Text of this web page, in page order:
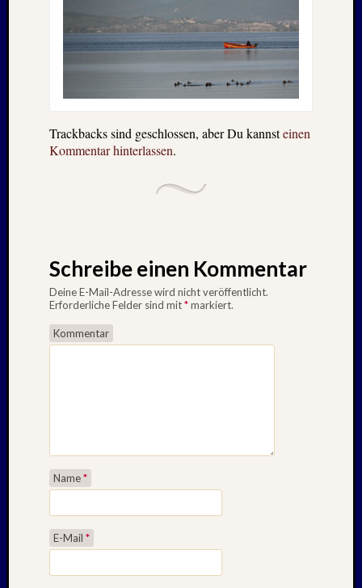
Trackbacks sind geschlossen, aber Du kannsteinen
Kommentar hinterlassen.
Schreibe einen Kommentar
Deine E-Mail-Adresse wird nicht veröffentlicht.
Erforderliche Felder sind mit*markiert.
Kommentar
Name*
E-Mail *